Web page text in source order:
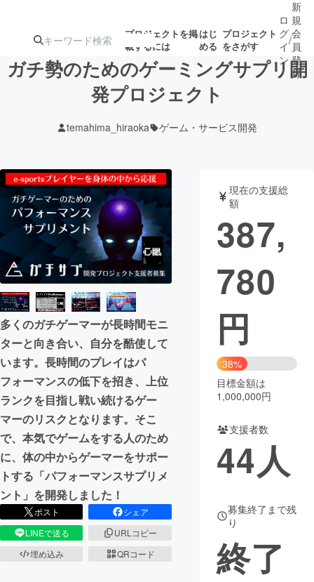
プロジェクトを掲
載するには
はじ
める
プロジェクト
をさがす
ターン
ジェクト
ロジェクト
されます
アート・写真 音楽
テクノロジー・ガジェット ゲーム・サ
映像・映画
ビジネス・起業
まちづくり・地域活性化
CAMPFIRE for Social Good
CAMPFIRE Creation
CAMPFIREふるさと納税
コミュニティ
ロ
グ
イ
ン
/
新
規
会
員
登
録
ガチ勢のためのゲーミングサプリ開
発プロジェクト
temahima_hiraoka ゲーム・サービス開発
多くのガチゲーマーが長時間モニ
ターと向き合い、自分を酷使して
います。長時間のプレイはパ
フォーマンスの低下を招き、上位
ランクを目指し戦い続けるゲー
マーのリスクとなります。そこ
で、本気でゲームをする人のため
に、体の中からゲーマーをサポー
トする「パフォーマンスサプリメ
ント」を開発しました！
ポスト
シェア
LINEで送る
URLコピー
埋め込み
QRコード
現在の支援総
額
387,
780
円
38%
目標金額は
1,000,000円
支援者数
44人
募集終了まで残
り
終了